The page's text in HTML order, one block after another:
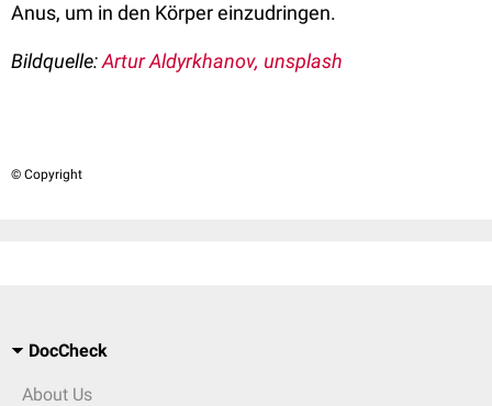
Anus, um in den Körper einzudringen.
Bildquelle:Artur Aldyrkhanov, unsplash
© Copyright
DocCheck
About Us